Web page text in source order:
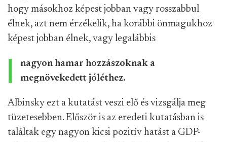
hogy másokhoz képest jobban vagy rosszabbul
élnek, azt nem érzékelik, ha korábbi önmagukhoz
képest jobban élnek, vagy legalábbis
nagyon hamar hozzászoknak a
megnövekedett jóléthez.
Albinsky ezt a kutatást veszi elő és vizsgálja meg
tüzetesebben. Először is az eredeti kutatásban is
találtak egy nagyon kicsi pozitív hatást a GDP-